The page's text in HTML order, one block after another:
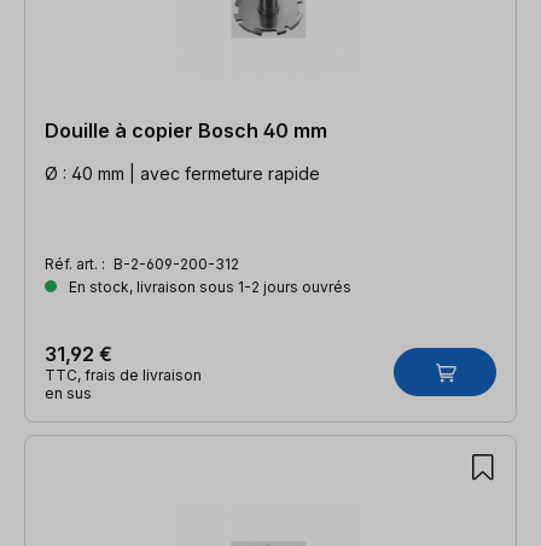
Douille à copier Bosch 40 mm
Ø : 40 mm | avec fermeture rapide
Réf. art. : B-2-609-200-312
En stock, livraison sous 1-2 jours ouvrés
31,92 €
TTC, frais de livraison
en sus